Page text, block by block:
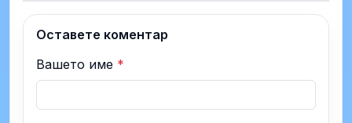
Оставете коментар
Вашето име *